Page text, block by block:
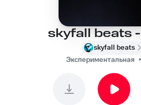
skyfall beats
skyfall beats
Экспериментальная